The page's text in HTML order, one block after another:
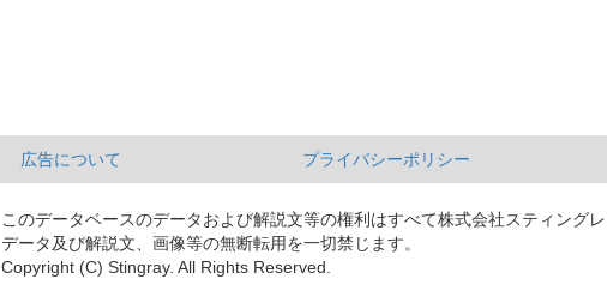
広告について プライバシーポリシー
このデータベースのデータおよび解説文等の権利はすべて株式会社スティングレ
データ及び解説文、画像等の無断転用を一切禁じます。
Copyright (C) Stingray. All Rights Reserved.